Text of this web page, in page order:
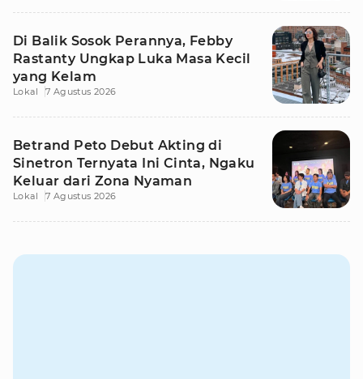
Di Balik Sosok Perannya, Febby
Rastanty Ungkap Luka Masa Kecil
yang Kelam
Lokal 7 Agustus 2026
Betrand Peto Debut Akting di
Sinetron Ternyata Ini Cinta, Ngaku
Keluar dari Zona Nyaman
Lokal 7 Agustus 2026